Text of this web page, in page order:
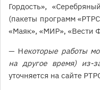
Гордость»,
(пакеты программ
«Маяк», «МИР», «Вести
— Некоторые работы
на другое время) из-
уточняется на сайте